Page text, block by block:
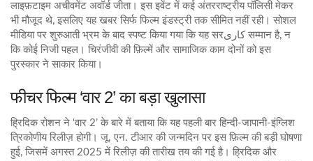
लाइफ़टाइम अचीवमेंट अवॉर्ड जीता। इस इवेंट में कई अंतरराष्ट्रीय पॉलिसी मेकर
भी मौजूद थे, इसलिए यह खबर सिर्फ फिल्म इंडस्ट्री तक सीमित नहीं रही। सोशल
मीडिया पर शुरुआती भ्रम के बाद स्पष्ट किया गया कि यह सरکاری सम्मान है, न
कि कोई निजी पहल। चिरंजीवी की फ़िल्में और सामाजिक काम दोनों को इस
पुरस्कार ने साकार किया।
फीचर फिल्म ‘वार 2’ का बड़ा खुलासा
ह्रिदिक रोशन ने ‘वार 2’ के बारे में बताया कि यह पहली बार हिन्दी‑जापानी‑इंग्लिश
त्रिकोणीय रिलीज़ होगी। जू. एन. टीआर की जन्मदिन पर इस फ़िल्म की बड़ी घोषणा
हुई, जिसमें अगस्त 2025 में रिलीज़ की तारीख तय की गई है। ह्रिदिक और